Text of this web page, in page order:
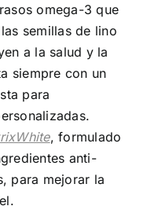
omega-3 que
semillas de lino
a la salud y la
siempre con un
para
, formulado
anti-
para mejorar la